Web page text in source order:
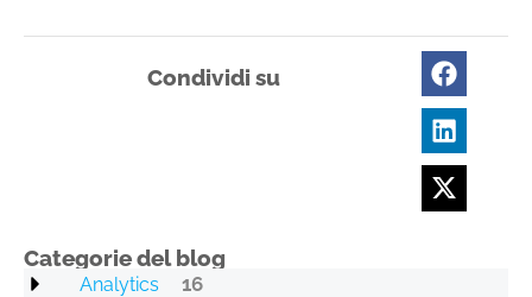
Condividi su
Categorie del blog
Analytics 16